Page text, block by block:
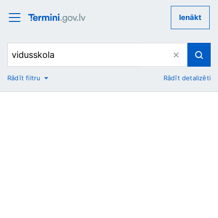
Ienākt
No
Rādīt filtru Rādīt detalizēti